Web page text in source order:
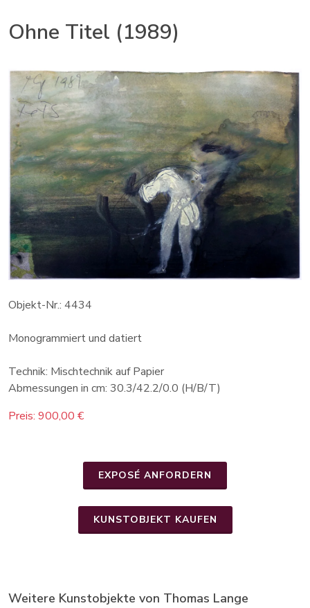
Ohne Titel (1989)
Objekt-Nr.: 4434
Monogrammiert und datiert
Technik: Mischtechnik auf Papier
Abmessungen in cm: 30.3/42.2/0.0 (H/B/T)
Preis: 900,00 €
EXPOSÉ ANFORDERN
KUNSTOBJEKT KAUFEN
Weitere Kunstobjekte von Thomas Lange